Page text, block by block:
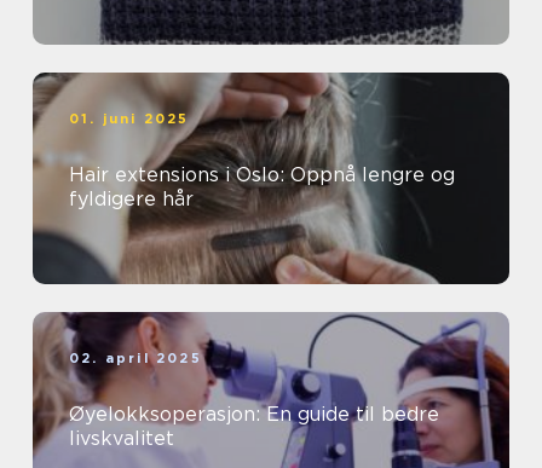
01. juni 2025
Hair extensions i Oslo: Oppnå lengre og
fyldigere hår
02. april 2025
Øyelokksoperasjon: En guide til bedre
livskvalitet